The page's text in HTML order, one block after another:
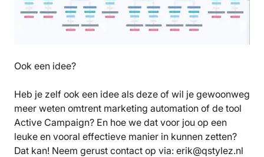
Ook een idee?
Heb je zelf ook een idee als deze of wil je gewoonweg
meer weten omtrent marketing automation of de tool
Active Campaign? En hoe we dat voor jou op een
leuke en vooral effectieve manier in kunnen zetten?
Dat kan! Neem gerust contact op via: erik@qstylez.nl